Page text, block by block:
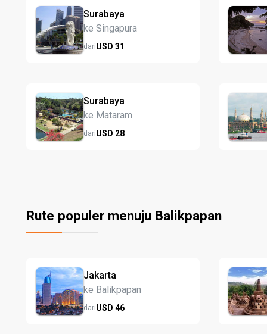
Surabaya
ke Singapura
dariUSD 31
Surabaya
ke Mataram
dariUSD 28
Rute populer menuju Balikpapan
Jakarta
ke Balikpapan
dariUSD 46